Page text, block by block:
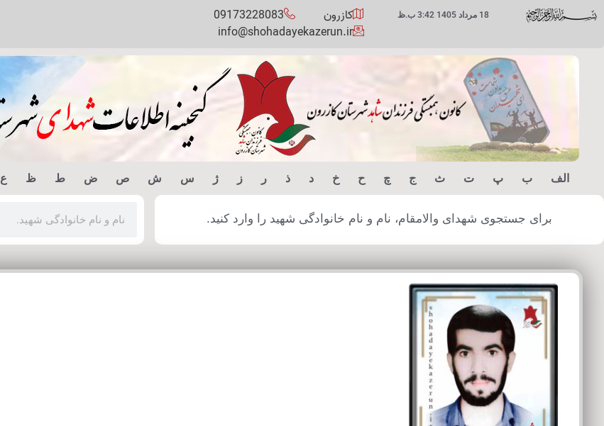
18 مرداد 1405 3:42 ب.ظ کازرون
09173228083
info@shohadayekazerun.ir
الف ب پ ت ث ج چ ح خ د ذ ر ز ژ س ش ص ض ط ظ ع
برای جستجوی شهدای والامقام، نام و نام خانوادگی شهید را وارد کنید.